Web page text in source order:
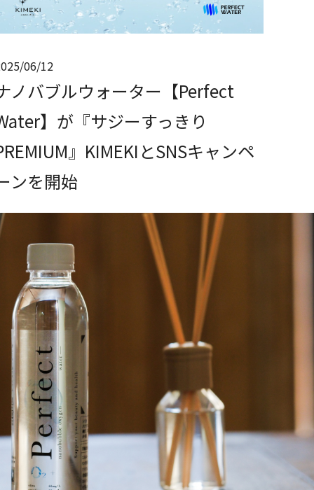
06/12
ノバブルウォーター【Perfect
】が『サジーすっきり
』KIMEKIとSNSキャンペ
ンを開始